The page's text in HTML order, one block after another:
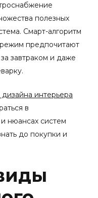
полезных
Смарт-алгоритм
предпочитают
завтраком и даже
интерьера
в
нюансах систем
до покупки и